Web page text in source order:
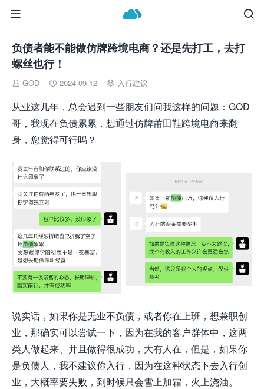


负债者能不能做仿牌跨境电商？还是先打工，去打
螺丝也行！
 GOD  2024-09-12  入行建议
从业这几年，总会遇到一些朋友们问我这样的问题：GOD
哥，我现在负债累累，想通过仿牌莆田鞋跨境电商来翻
身，您觉得可行吗？
说实话，如果你是无业不负债，或者你在上班，想兼职创
业，那确实可以尝试一下，因为在我的客户群体中，这两
类人做起来、并且做得很成功，大有人在，但是，如果你
是负债人，我不建议你入行，因为在这种状态下去入行创
业，大概率要失败，到时候只会雪上加霜，火上浇油。